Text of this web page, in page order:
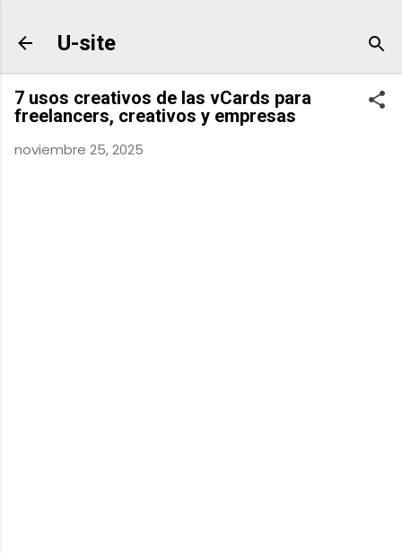
U-site
7 usos creativos de las vCards para
freelancers, creativos y empresas
noviembre 25, 2025